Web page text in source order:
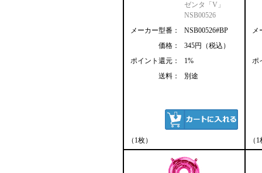
ゼンタ「V」
NSB00526
メーカー型番：
NSB00526#BP
価格：
345円（税込）
ポイント還元：
1%
送料：
別途
（1枚）
メ
ポ
（